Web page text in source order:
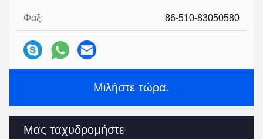
Φαξ: 86-510-83050580
Μιλήστε τώρα.
Μας ταχυδρομήστε